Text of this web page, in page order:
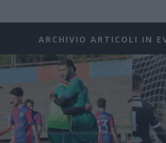
ARCHIVIO ARTICOLI IN